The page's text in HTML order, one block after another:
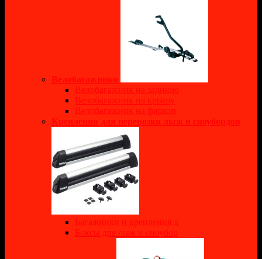
Велобагажники
Велобагажник на заднюю
Велобагажник на крышу
Велобагажник на фаркоп
Крепления для перевозки лыж и сноубордов
Багажники и крепления д
Боксы для лыж и сноубор